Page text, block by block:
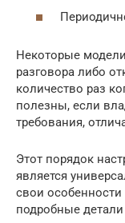
Некоторые
разговора либо
количество раз
полезны, если
требования,
Этот порядок
является
свои
подробные